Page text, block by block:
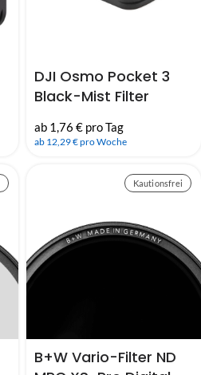
DJI Osmo Pocket 3
Black-Mist Filter
ab 1,76 € pro Tag
ab 12,29 € pro Woche
Kautionsfrei
B+W Vario-Filter ND